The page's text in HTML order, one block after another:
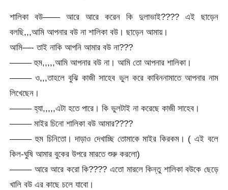
শালিকা বউ—— আরে আরে করেন কি দুলাভাই???? এই ছাড়েন
বলছি,,,আমি আপনার বউ না শালিকা বউ। ছাড়েন আমায়।
আমি—- তাই নাকি আপনি আমার বউ না???
——– হুম,,,,,আমি আপনার বউ না। আমি তো আপনার শালিকা।
——– ও,,,তাহলে বুঝি কাজী সাহেব ভুল করে কাবিননামাতে আপনার নাম
লিখেছেন।
——– হ্যা,,,,,এটা হতে পারে। কি ভুলটাই না করেছে কাজী সাহেব।
——– মাইর চিনো শালিকা বউ আমার????
——– হুম চিনিতো। দাড়াও দেখাচ্ছি তোমাকে মাইর কিরকম। ( এই বলে
কিল-ঘুষি আমার বুকের উপরে মারতে শুরু করলো)
——– আরে আরে করো কি???? এতো মারলে কিন্তু শালিকা বউকে ছেড়ে
খালি বউ এর কাছে চলে যাবো।